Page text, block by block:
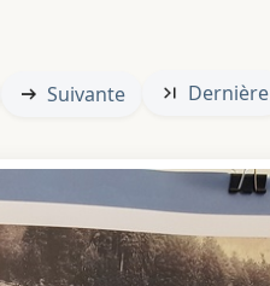
Suivante Dernière